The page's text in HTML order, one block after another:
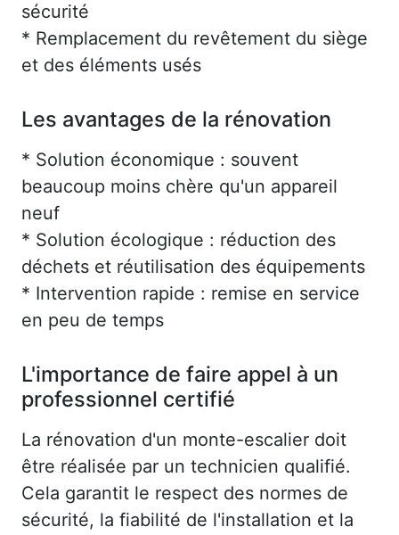
sécurité
* Remplacement du revêtement du siège
et des éléments usés
Les avantages de la rénovation
* Solution économique : souvent
beaucoup moins chère qu'un appareil
neuf
* Solution écologique : réduction des
déchets et réutilisation des équipements
* Intervention rapide : remise en service
en peu de temps
L'importance de faire appel à un
professionnel certifié
La rénovation d'un monte-escalier doit
être réalisée par un technicien qualifié.
Cela garantit le respect des normes de
sécurité, la fiabilité de l'installation et la